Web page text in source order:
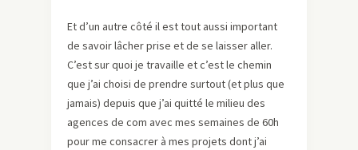
Et d’un autre côté il est tout aussi important
de savoir lâcher prise et de se laisser aller.
C’est sur quoi je travaille et c’est le chemin
que j’ai choisi de prendre surtout (et plus que
jamais) depuis que j’ai quitté le milieu des
agences de com avec mes semaines de 60h
pour me consacrer à mes projets dont j’ai